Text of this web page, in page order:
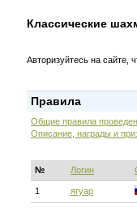
Классические
Авторизуйтесь на сайте,
Правила
Общие правила
Описание, награды и
№ Логин
1 ягуар